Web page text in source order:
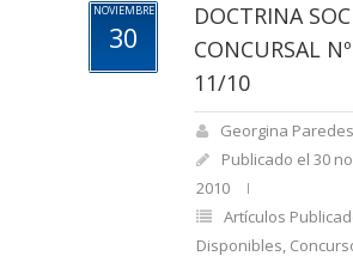
NOVIEMBRE
30
DOCTRINA
CONCURSAL
11/10
Georgina Paredes
Publicado el 30
2010
Artículos
Disponibles,